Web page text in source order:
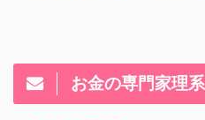
お金の専門家理